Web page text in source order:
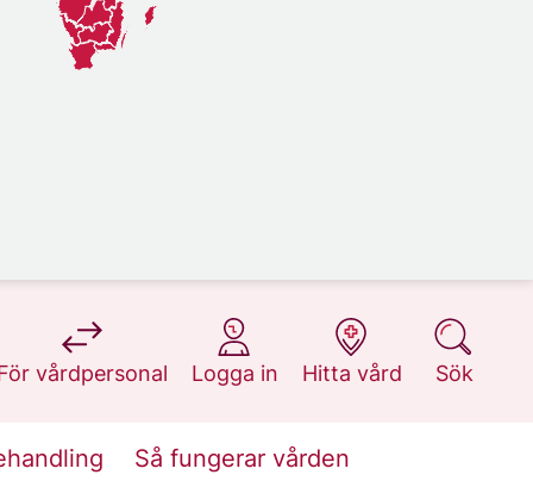
vårdpersonal
på 1177.se
Logga in
på 1177.se
Hitta vård
på 1177.se
Sök
på 1177.se
Så fungerar vården